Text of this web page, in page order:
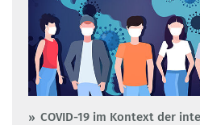
COVID-19 im Kontext der